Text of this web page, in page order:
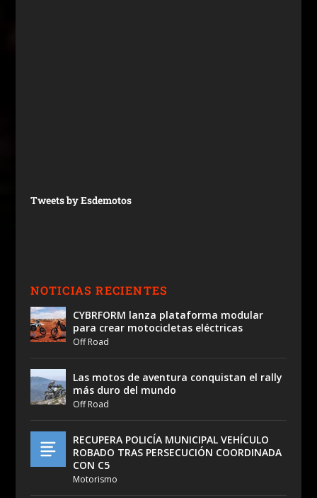
Tweets by Esdemotos
NOTICIAS RECIENTES
CYBRFORM lanza plataforma modular
para crear motocicletas eléctricas
Off Road
Las motos de aventura conquistan el rally
más duro del mundo
Off Road
RECUPERA POLICÍA MUNICIPAL VEHÍCULO
ROBADO TRAS PERSECUCIÓN COORDINADA
CON C5
Motorismo